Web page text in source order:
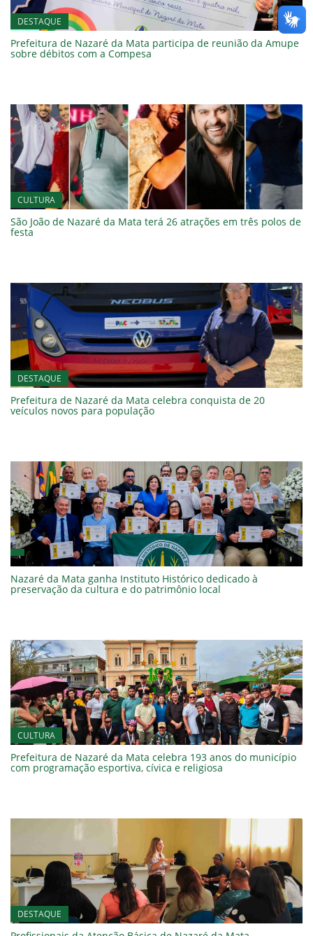
DESTAQUE
Prefeitura de Nazaré da Mata participa de reunião da Amupe
sobre débitos com a Compesa
CULTURA
São João de Nazaré da Mata terá 26 atrações em três polos de
festa
DESTAQUE
Prefeitura de Nazaré da Mata celebra conquista de 20
veículos novos para população
Nazaré da Mata ganha Instituto Histórico dedicado à
preservação da cultura e do patrimônio local
CULTURA
Prefeitura de Nazaré da Mata celebra 193 anos do município
com programação esportiva, cívica e religiosa
DESTAQUE